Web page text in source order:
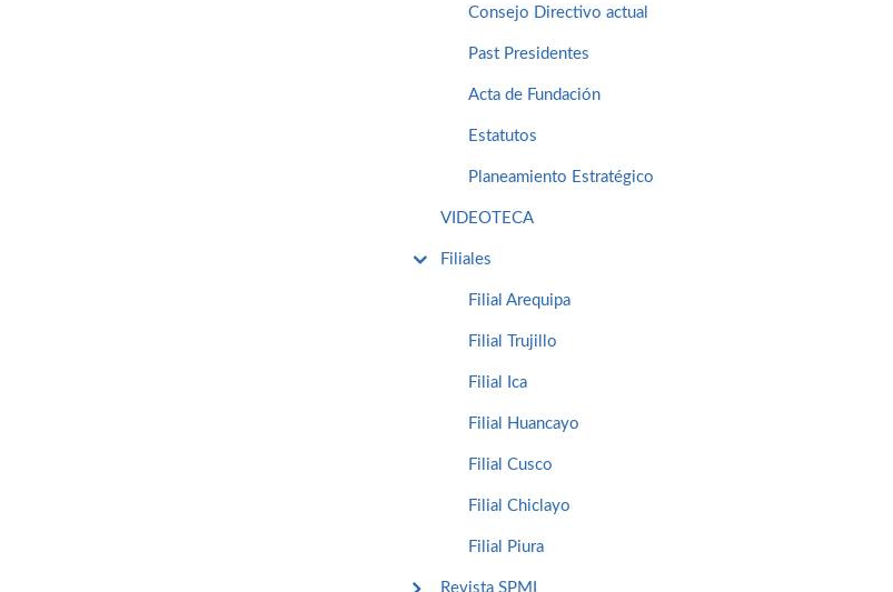
Consejo Directivo actual
Past Presidentes
Acta de Fundación
Estatutos
Planeamiento Estratégico
VIDEOTECA
Filiales
Filial Arequipa
Filial Trujillo
Filial Ica
Filial Huancayo
Filial Cusco
Filial Chiclayo
Filial Piura
Revista SPMI